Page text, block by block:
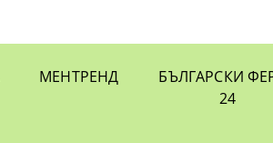
МЕНТРЕНД БЪЛГАРСКИ
24